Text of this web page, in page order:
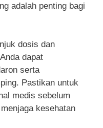
adalah penting bagi
dosis dan
dapat
serta
Pastikan untuk
medis sebelum
kesehatan